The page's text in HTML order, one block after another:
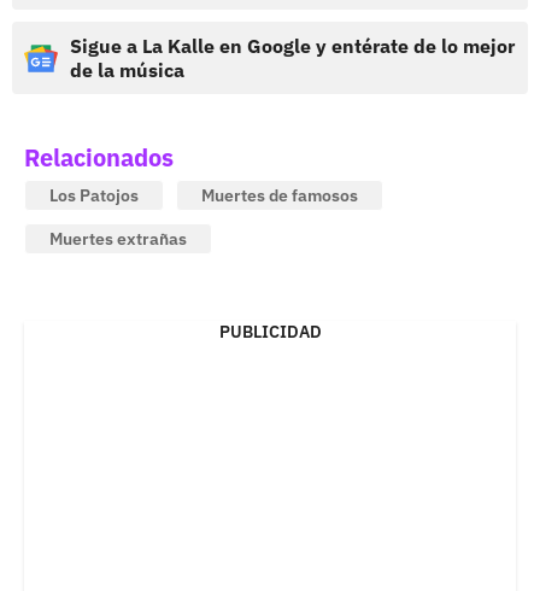
Sigue a La Kalle en Google y entérate de lo mejor
de la música
Relacionados
Los Patojos
Muertes de famosos
Muertes extrañas
PUBLICIDAD